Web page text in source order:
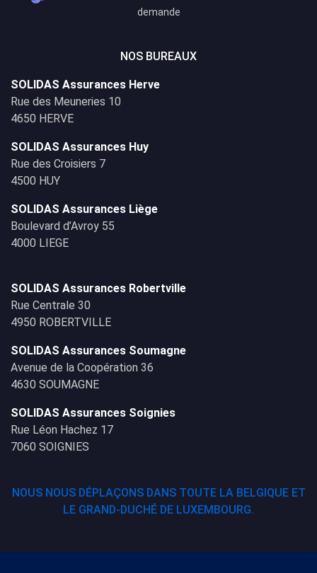
demande
NOS BUREAUX
SOLIDAS Assurances Herve
Rue des Meuneries 10
4650 HERVE
SOLIDAS Assurances Huy
Rue des Croisiers 7
4500 HUY
SOLIDAS Assurances Liège
Boulevard d’Avroy 55
4000 LIEGE
SOLIDAS Assurances Robertville
Rue Centrale 30
4950 ROBERTVILLE
SOLIDAS Assurances Soumagne
Avenue de la Coopération 36
4630 SOUMAGNE
SOLIDAS Assurances Soignies
Rue Léon Hachez 17
7060 SOIGNIES
NOUS NOUS DÉPLAÇONS DANS TOUTE LA BELGIQUE ET
LE GRAND-DUCHÉ DE LUXEMBOURG.